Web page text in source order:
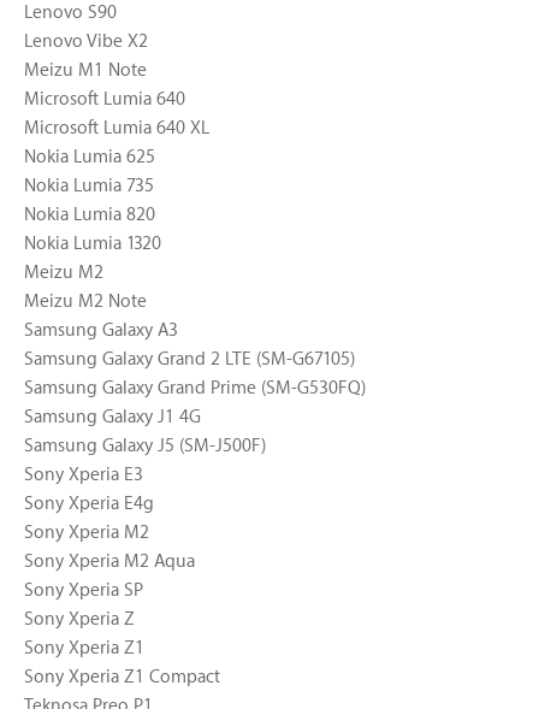
Lenovo S90
Lenovo Vibe X2
Meizu M1 Note
Microsoft Lumia 640
Microsoft Lumia 640 XL
Nokia Lumia 625
Nokia Lumia 735
Nokia Lumia 820
Nokia Lumia 1320
Meizu M2
Meizu M2 Note
Samsung Galaxy A3
Samsung Galaxy Grand 2 LTE (SM-G67105)
Samsung Galaxy Grand Prime (SM-G530FQ)
Samsung Galaxy J1 4G
Samsung Galaxy J5 (SM-J500F)
Sony Xperia E3
Sony Xperia E4g
Sony Xperia M2
Sony Xperia M2 Aqua
Sony Xperia SP
Sony Xperia Z
Sony Xperia Z1
Sony Xperia Z1 Compact